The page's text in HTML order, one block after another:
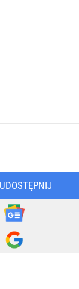
UDOSTĘPNIJ